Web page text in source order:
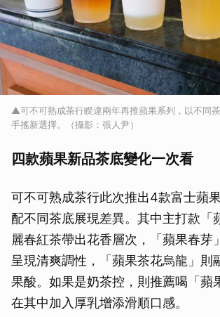
▲可不可熟成茶行睽違兩年再推蘋果系列，以不同
手搖新選擇。（攝影：張人尹）
四款蘋果新品茶底變化一次看
可不可熟成茶行此次推出4款富士蘋
配不同茶底展現差異。其中主打款「
麗春紅茶帶出花香層次，「蘋果春芽
呈現清爽調性，「蘋果茶花烏龍」則
果酸。如果是奶茶控，則推薦喝「蘋
在其中加入厚乳增添滑順口感。